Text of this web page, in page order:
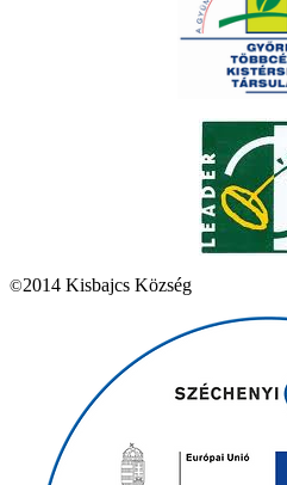
©2014 Kisbajcs Község